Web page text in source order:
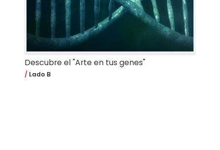
Descubre el "Arte en tus genes"
Lado B